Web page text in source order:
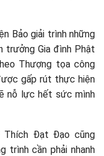
Bảo giải trình những
trưởng Gia đình Phật
Thượng tọa công
gấp rút thực hiện
nỗ lực hết sức mình
Thích Đạt Đạo cũng
trình cần phải nhanh